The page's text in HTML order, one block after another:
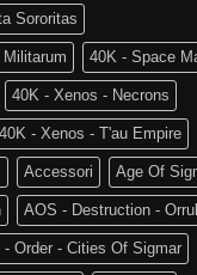
Age
of
Sigmar
World
tra
noi!
Sororitas
40K - Space
40K - Xenos - Necrons
40K - Xenos - T'au Empire
Accessori Age Of
AOS - Destruction -
- Order - Cities Of Sigmar